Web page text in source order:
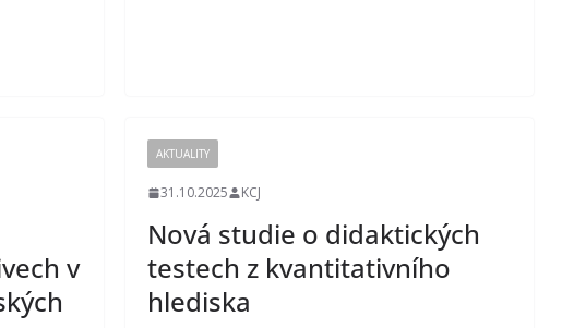
v
AKTUALITY
31.10.2025 KCJ
Nová studie o didaktických
testech z kvantitativního
hlediska